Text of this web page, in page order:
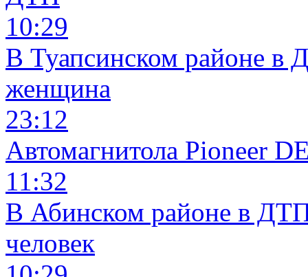
10:29
В Туапсинском районе в
женщина
23:12
Автомагнитола Pioneer
11:32
В Абинском районе в
человек